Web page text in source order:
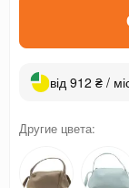
від 912 ₴ /
Другие цвета: